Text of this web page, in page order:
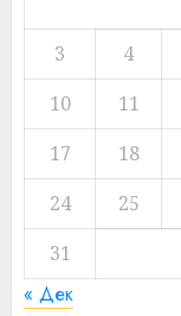
3
4
10
11
17
18
24
25
31
« Дек